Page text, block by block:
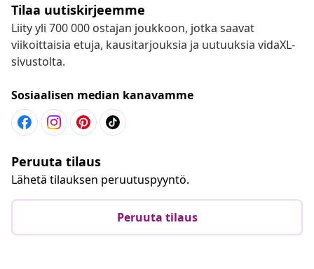
Tilaa uutiskirjeemme
Liity yli 700 000 ostajan joukkoon, jotka saavat
viikoittaisia etuja, kausitarjouksia ja uutuuksia vidaXL-
sivustolta.
Sosiaalisen median kanavamme
Peruuta tilaus
Lähetä tilauksen peruutuspyyntö.
Peruuta tilaus